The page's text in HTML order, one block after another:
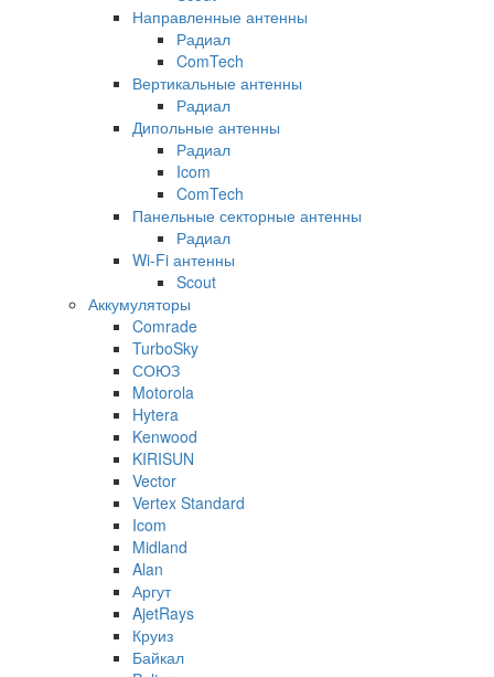
Направленные антенны
Радиал
ComTech
Вертикальные антенны
Радиал
Дипольные антенны
Радиал
Icom
ComTech
Панельные секторные антенны
Радиал
Wi-Fi антенны
Scout
Аккумуляторы
Comrade
TurboSky
СОЮЗ
Motorola
Hytera
Kenwood
KIRISUN
Vector
Vertex Standard
Icom
Midland
Alan
Аргут
AjetRays
Круиз
Байкал